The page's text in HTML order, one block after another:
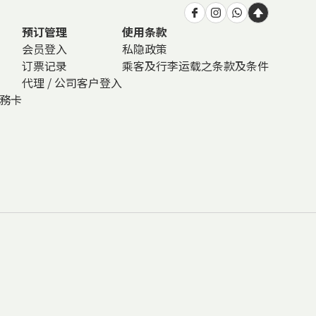
卡
预订管理
会员登入
订票记录
代理 / 公司客户登入
使用条款
私隐政策
乘客及行李运载之条款及条件